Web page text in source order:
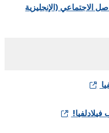
(الإنجليزية